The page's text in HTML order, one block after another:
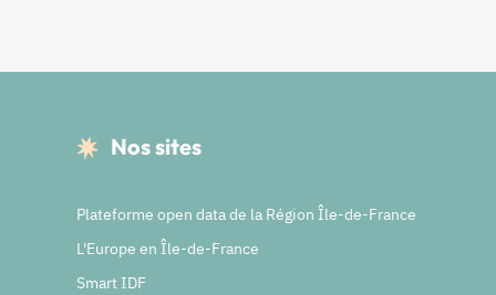
Nos sites
Plateforme open data de la Région Île-de-France
L'Europe en Île-de-France
Smart IDF